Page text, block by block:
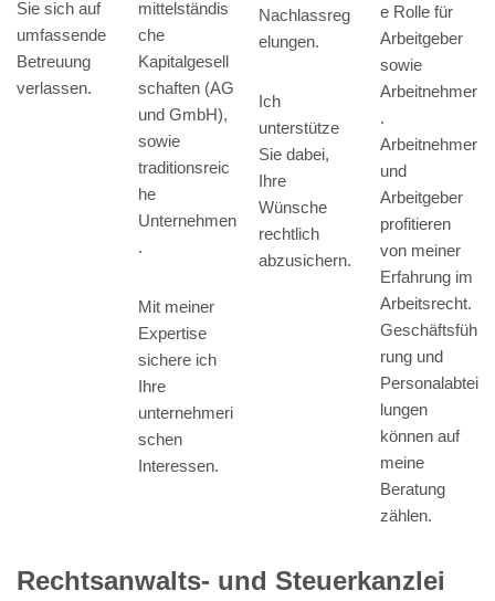
Sie sich auf
umfassende
Betreuung
verlassen.
mittelständis
che
Kapitalgesell
schaften (AG
und GmbH),
sowie
traditionsreic
he
Unternehmen
.
Mit meiner
Expertise
sichere ich
Ihre
unternehmeri
schen
Interessen.
Nachlassreg
elungen.
Ich
unterstütze
Sie dabei,
Ihre
Wünsche
rechtlich
abzusichern.
e Rolle für
Arbeitgeber
sowie
Arbeitnehmer
.
Arbeitnehmer
und
Arbeitgeber
profitieren
von meiner
Erfahrung im
Arbeitsrecht.
Geschäftsfüh
rung und
Personalabtei
lungen
können auf
meine
Beratung
zählen.
Rechtsanwalts- und Steuerkanzlei